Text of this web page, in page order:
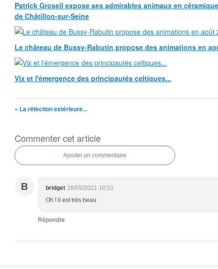
Patrick Groseil expose ses admirables animaux en
de Châtillon-sur-Seine
Le château de Bussy-Rabutin propose des animations en
Vix et l'émergence des principautés celtiques...
« La réfection extérieure...
Commenter cet article
Ajouter un commentaire
B bridget 28/05/2021 10:51
Oh ! il est très beau
Répondre